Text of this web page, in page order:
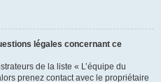
légales concernant ce
de la liste « L’équipe du
prenez contact avec le propriétaire